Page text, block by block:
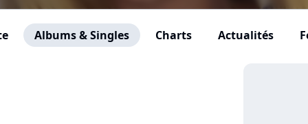
Albums & Singles Charts Actualités